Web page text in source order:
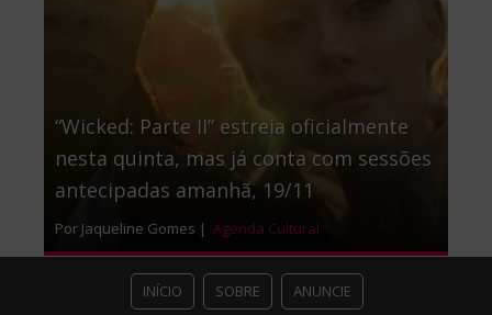
“Wicked: Parte II” estreia oficialmente
nesta quinta, mas já conta com sessões
antecipadas amanhã, 19/11
Por Jaqueline Gomes | Agenda Cultural
INÍCIO SOBRE ANUNCIE